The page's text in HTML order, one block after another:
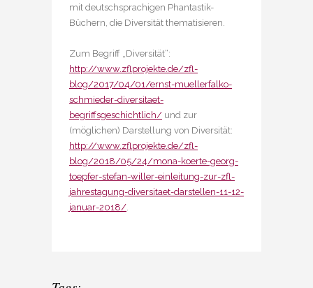
mit deutschsprachigen Phantastik-
Büchern, die Diversität thematisieren.
Zum Begriff „Diversität“:
http://www.zflprojekte.de/zfl-
blog/2017/04/01/ernst-muellerfalko-
schmieder-diversitaet-
begriffsgeschichtlich/ und zur
(möglichen) Darstellung von Diversität:
http://www.zflprojekte.de/zfl-
blog/2018/05/24/mona-koerte-georg-
toepfer-stefan-willer-einleitung-zur-zfl-
jahrestagung-diversitaet-darstellen-11-12-
januar-2018/